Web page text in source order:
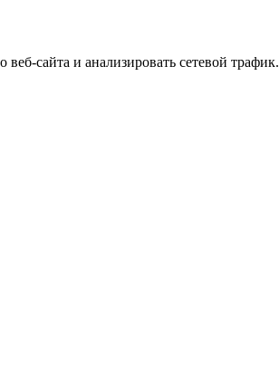
сайта и анализировать сетевой трафик.